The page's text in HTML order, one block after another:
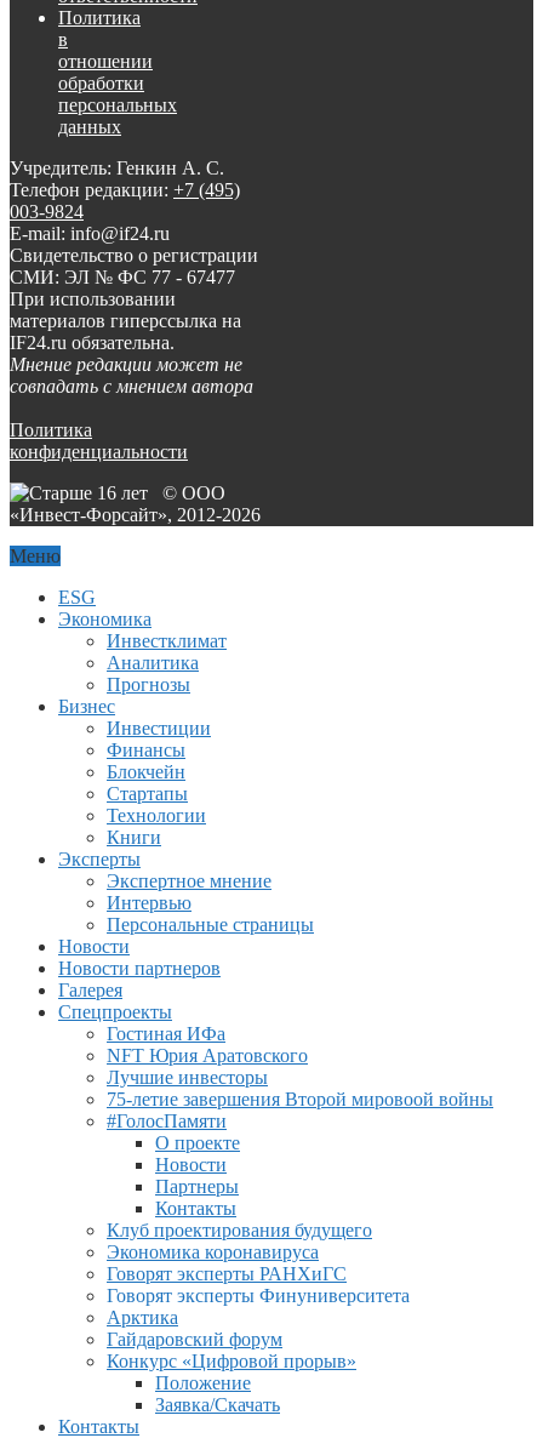
Политика
в
отношении
обработки
персональных
данных
Учредитель: Генкин А. С.
Телефон редакции: +7 (495)
003-9824
E-mail: info@if24.ru
Свидетельство о регистрации
СМИ: ЭЛ № ФС 77 - 67477
При использовании
материалов гиперссылка на
IF24.ru обязательна.
Мнение редакции может не
совпадать с мнением автора
Политика
конфиденциальности
© ООО
«Инвест-Форсайт», 2012-2026
Меню
ESG
Экономика
Инвестклимат
Аналитика
Прогнозы
Бизнес
Инвестиции
Финансы
Блокчейн
Стартапы
Технологии
Книги
Эксперты
Экспертное мнение
Интервью
Персональные страницы
Новости
Новости партнеров
Галерея
Спецпроекты
Гостиная ИФа
NFT Юрия Аратовского
Лучшие инвесторы
75-летие завершения Второй мировоой войны
#ГолосПамяти
О проекте
Новости
Партнеры
Контакты
Клуб проектирования будущего
Экономика коронавируса
Говорят эксперты РАНХиГС
Говорят эксперты Финуниверситета
Арктика
Гайдаровский форум
Конкурс «Цифровой прорыв»
Положение
Заявка/Скачать
Контакты